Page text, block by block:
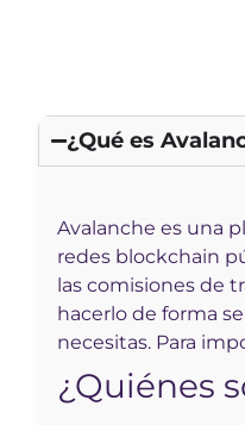
avascan.info
www.oklink.com
stepscan.io
avascan.info
¿Qué es
Avalanche es una
redes blockchain
las comisiones de
hacerlo de forma
necesitas. Para
¿Quiénes